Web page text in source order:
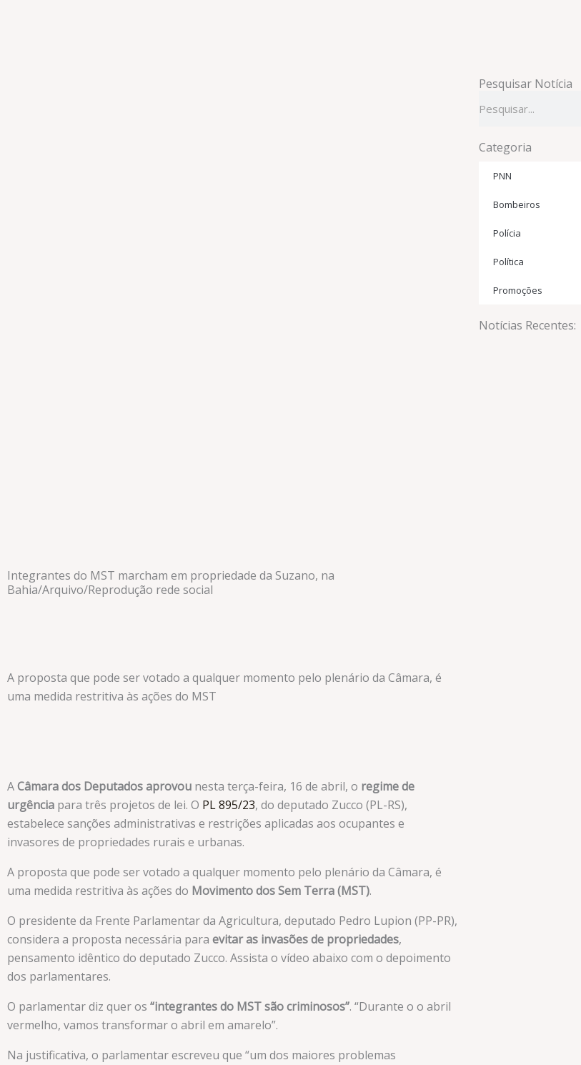
Integrantes do MST marcham em propriedade da Suzano, na
Bahia/Arquivo/Reprodução rede social
A proposta que pode ser votado a qualquer momento pelo plenário da Câmara, é
uma medida restritiva às ações do MST
ACâmara dos Deputados aprovou nesta terça-feira, 16 de abril, o regime de
urgência para três projetos de lei. O PL 895/23, do deputado Zucco (PL-RS),
estabelece sanções administrativas e restrições aplicadas aos ocupantes e
invasores de propriedades rurais e urbanas.
A proposta que pode ser votado a qualquer momento pelo plenário da Câmara, é
uma medida restritiva às ações do Movimento dos Sem Terra (MST).
O presidente da Frente Parlamentar da Agricultura, deputado Pedro Lupion (PP-PR),
considera a proposta necessária para evitar as invasões de propriedades,
pensamento idêntico do deputado Zucco. Assista o vídeo abaixo com o depoimento
dos parlamentares.
O parlamentar diz quer os “integrantes do MST são criminosos”. “Durante o o abril
vermelho, vamos transformar o abril em amarelo”.
Na justificativa, o parlamentar escreveu que “um dos maiores problemas
Pesquisar Notícia
Categoria
PNN
Bombeiros
Polícia
Política
Promoções
Notícias Recentes: